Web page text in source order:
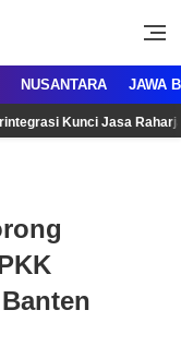
NUSANTARA JAWA
Kunci Jasa